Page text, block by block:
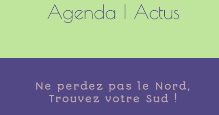
Agenda | Actus
Ne perdez pas le Nord,
Trouvez votre Sud !